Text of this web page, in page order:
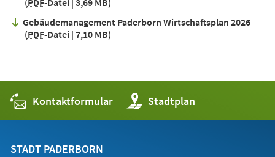
Gebäudemanagement Paderborn Wirtschaftsplan 2026
PDF-Datei 7,10 MB
Kontaktformular Stadtplan
(Öffnet
in
einem
STADT PADERBORN